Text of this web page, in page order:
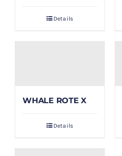
Details
WHALE ROTE X
Details